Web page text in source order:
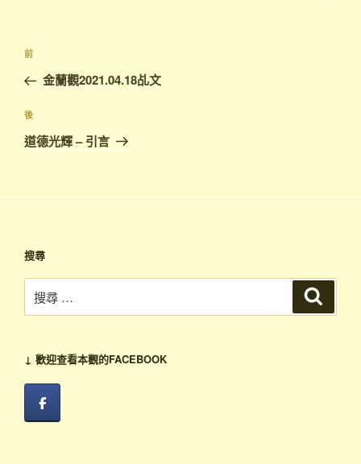
文
導
覽
上
一
篇
文
章
前
金蘭觀2021.04.18乩文
下
篇
文
後
道德光輝 – 引言
搜尋
尋：
↓ 歡迎查看本觀的FACEBOOK